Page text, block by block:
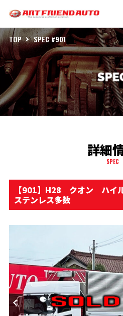
TOP SPEC #901
詳細
SPEC
【901】H28 クオン ハ
ステンレス多数